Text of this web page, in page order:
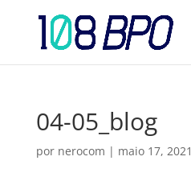
04-05_blog
por nerocom | maio 17, 2021